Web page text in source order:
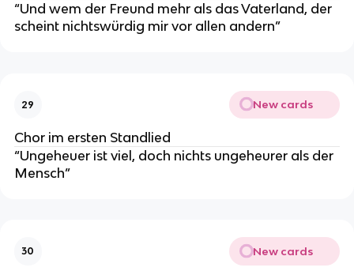
“Und wem der Freund mehr als das Vaterland, der
scheint nichtswürdig mir vor allen andern”
29 New cards
Chor im ersten Standlied
“Ungeheuer ist viel, doch nichts ungeheurer als der
Mensch”
30 New cards